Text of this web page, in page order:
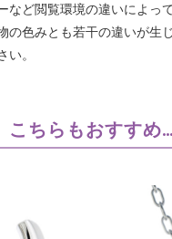
など閲覧環境の違いによっ
の色みとも若干の違いが生
い。
こちらもおすすめ…